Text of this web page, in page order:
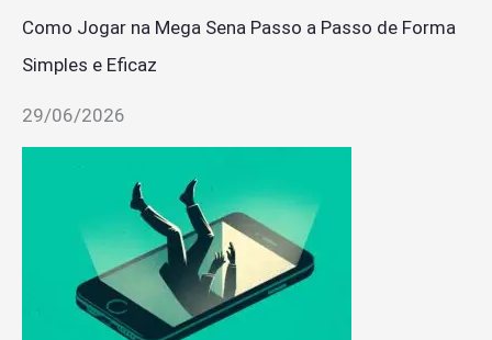
Como Jogar na Mega Sena Passo a Passo de Forma
Simples e Eficaz
29/06/2026